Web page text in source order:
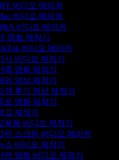
비디오 메이커
비디오 메이커
비디오 메이커
영화 제작기
비디오 메이커
사 비디오 제작기
족 영화 제작기
임 영상 제작기
객 후기 영상 제작기
포 영화 제작기
고 제작기
육용 비디오 제작기
린 스크린 비디오 메이커
스 비디오 제작기
편 영화 비디오 제작기